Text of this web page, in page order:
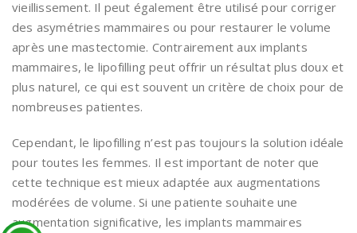
vieillissement. Il peut également être utilisé pour corriger
des asymétries mammaires ou pour restaurer le volume
après une mastectomie. Contrairement aux implants
mammaires, le lipofilling peut offrir un résultat plus doux et
plus naturel, ce qui est souvent un critère de choix pour de
nombreuses patientes.
Cependant, le lipofilling n’est pas toujours la solution idéale
pour toutes les femmes. Il est important de noter que
cette technique est mieux adaptée aux augmentations
modérées de volume. Si une patiente souhaite une
augmentation significative, les implants mammaires